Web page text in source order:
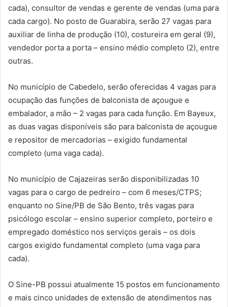
cada), consultor de vendas e gerente de vendas (uma para
cada cargo). No posto de Guarabira, serão 27 vagas para
auxiliar de linha de produção (10), costureira em geral (9),
vendedor porta a porta – ensino médio completo (2), entre
outras.
No município de Cabedelo, serão oferecidas 4 vagas para
ocupação das funções de balconista de açougue e
embalador, a mão – 2 vagas para cada função. Em Bayeux,
as duas vagas disponíveis são para balconista de açougue
e repositor de mercadorias – exigido fundamental
completo (uma vaga cada).
No município de Cajazeiras serão disponibilizadas 10
vagas para o cargo de pedreiro – com 6 meses/CTPS;
enquanto no Sine/PB de São Bento, três vagas para
psicólogo escolar – ensino superior completo, porteiro e
empregado doméstico nos serviços gerais – os dois
cargos exigido fundamental completo (uma vaga para
cada).
O Sine-PB possui atualmente 15 postos em funcionamento
e mais cinco unidades de extensão de atendimentos nas